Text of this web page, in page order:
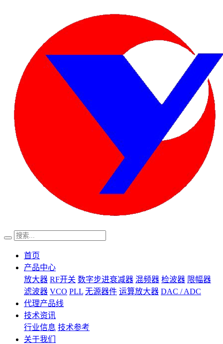
首页
产品中心
放大器 RF开关 数字步进衰减器 混频器 检波器 限幅器
滤波器 VCO PLL 无源器件 运算放大器 DAC / ADC
代理产品线
技术资讯
行业信息 技术参考
关于我们